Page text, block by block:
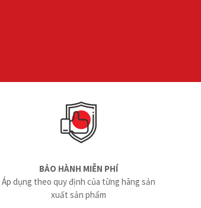
BẢO HÀNH MIỄN PHÍ
Áp dụng theo quy định của từng hãng sản
xuất sản phẩm